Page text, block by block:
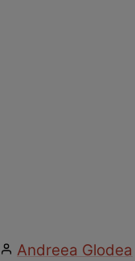
Andreea Glodea